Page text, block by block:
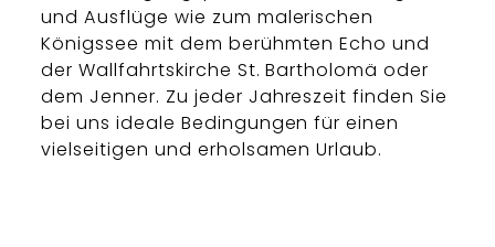
und Ausflüge wie zum malerischen
Königssee mit dem berühmten Echo und
der Wallfahrtskirche St. Bartholomä oder
dem Jenner. Zu jeder Jahreszeit finden Sie
bei uns ideale Bedingungen für einen
vielseitigen und erholsamen Urlaub.